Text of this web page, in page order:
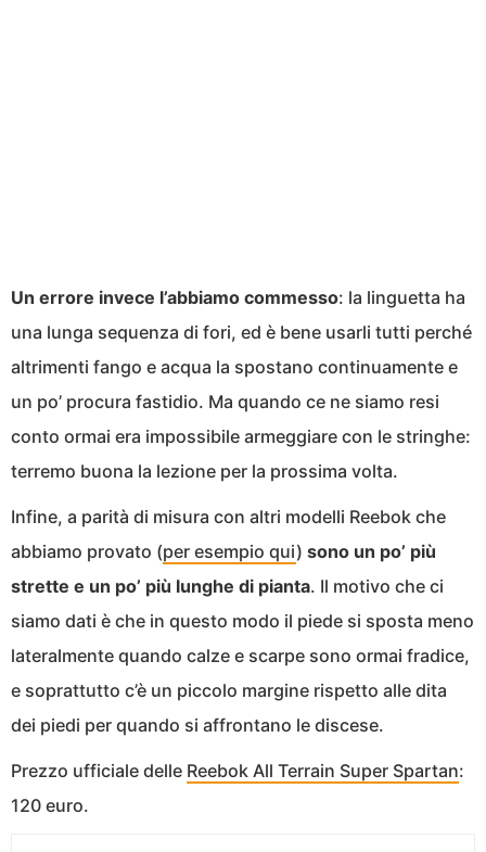
Un errore invece l’abbiamo commesso: la linguetta ha
una lunga sequenza di fori, ed è bene usarli tutti perché
altrimenti fango e acqua la spostano continuamente e
un po’ procura fastidio. Ma quando ce ne siamo resi
conto ormai era impossibile armeggiare con le stringhe:
terremo buona la lezione per la prossima volta.
Infine, a parità di misura con altri modelli Reebok che
abbiamo provato (per esempio qui) sono un po’ più
strette e un po’ più lunghe di pianta. Il motivo che ci
siamo dati è che in questo modo il piede si sposta meno
lateralmente quando calze e scarpe sono ormai fradice,
e soprattutto c’è un piccolo margine rispetto alle dita
dei piedi per quando si affrontano le discese.
Prezzo ufficiale delle Reebok All Terrain Super Spartan:
120 euro.